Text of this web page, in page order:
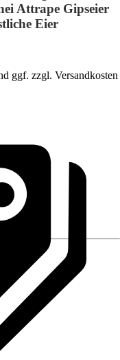
Attrape Gipseier
Eier
ggf. zzgl. Versandkosten